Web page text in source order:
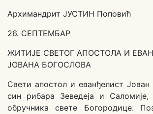
Архимандрит ЈУСТИН Поповић
26. СЕПТЕМБАР
ЖИТИЈЕ СВЕТОГ АПОСТОЛА И
ЈОВАНА БОГОСЛОВА
Свети апостол и еванђелист
син рибара Зеведеја и
обручника свете Богородице.